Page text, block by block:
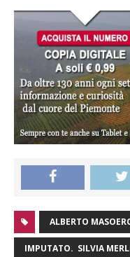
ALBERTO
IMPUTATO. SILVIA